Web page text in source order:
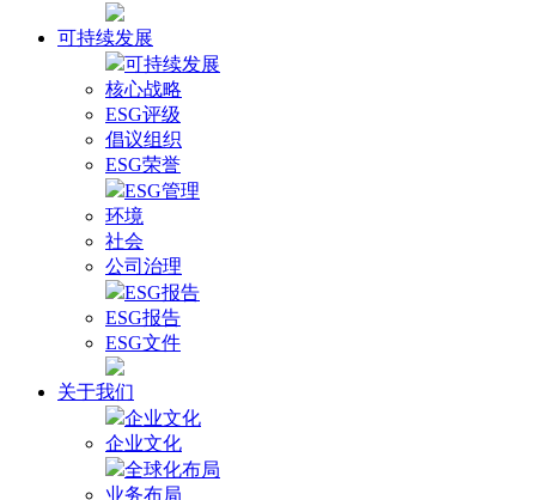
可持续发展
可持续发展
核心战略
ESG评级
倡议组织
ESG荣誉
ESG管理
环境
社会
公司治理
ESG报告
ESG报告
ESG文件
关于我们
企业文化
企业文化
全球化布局
业务布局